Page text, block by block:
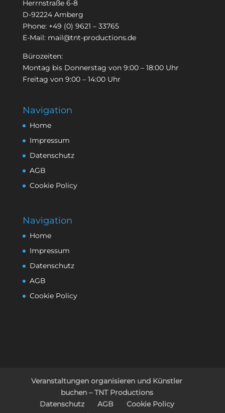
Herrnstraße 6-8
D-92224 Amberg
Phone: +49 (0) 9621 – 33765
E-Mail: mail@tnt-productions.de
Bürozeiten:
Montag bis Donnerstag von 9:00 – 18:00 Uhr
Freitag von 9:00 – 14:00 Uhr
Navigation
Home
Impressum
Datenschutz
AGB
Cookie Policy
Navigation
Home
Impressum
Datenschutz
AGB
Cookie Policy
Veranstaltungen organisieren und Künstler
buchen – TNT Productions
Datenschutz
AGB
Cookie Policy